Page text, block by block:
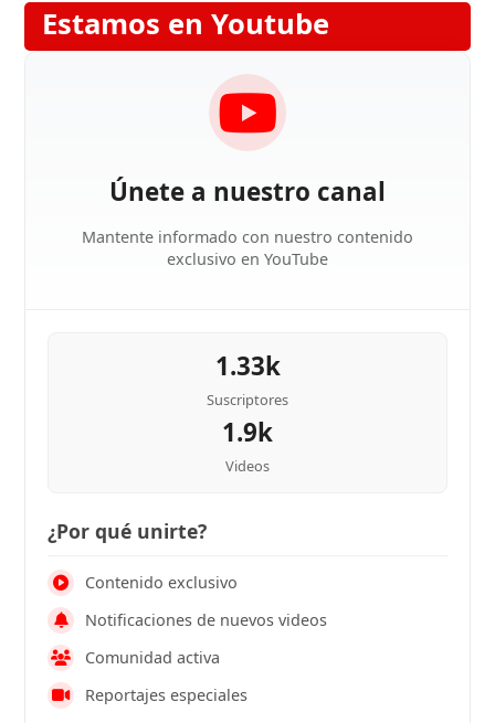
Estamos en Youtube
Únete a nuestro canal
Mantente informado con nuestro contenido
exclusivo en YouTube
1.33k
Suscriptores
1.9k
Videos
¿Por qué unirte?
Contenido exclusivo
Notificaciones de nuevos videos
Comunidad activa
Reportajes especiales